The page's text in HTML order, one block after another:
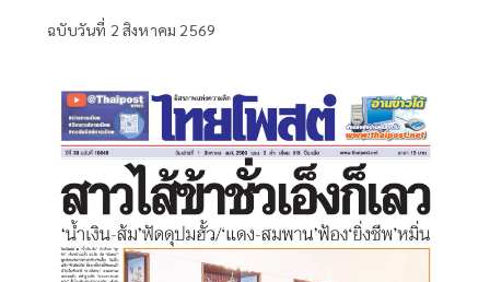
ฉบับวันที่ 2 สิงหาคม 2569